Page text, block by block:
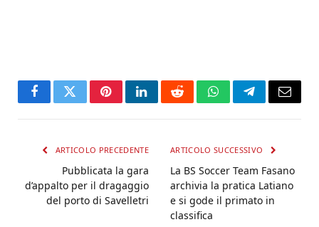
FacebookTwitterPinterestLinkedInRedditWhatsAppTelegramEmail
ARTICOLO PRECEDENTE
Pubblicata la gara
d’appalto per il dragaggio
del porto di Savelletri
ARTICOLO SUCCESSIVO
La BS Soccer Team Fasano
archivia la pratica Latiano
e si gode il primato in
classifica